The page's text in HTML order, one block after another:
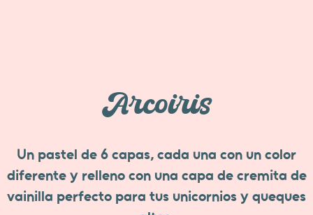
Arcoiris
Un pastel de 6 capas, cada una con un color
diferente y relleno con una capa de cremita de
vainilla perfecto para tus unicornios y queques